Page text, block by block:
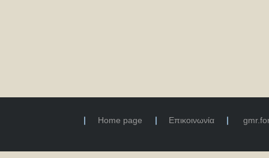
Home page Επικοινωνία